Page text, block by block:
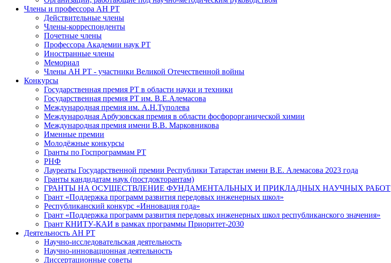
Члены и профессора АН РТ
Действительные члены
Члены-корреспонденты
Почетные члены
Профессора Академии наук РТ
Иностранные члены
Мемориал
Члены АН РТ - участники Великой Отечественной войны
Конкурсы
Государственная премия РТ в области науки и техники
Государственная премия РТ им. В.Е.Алемасова
Международная премия им. А.Н.Туполева
Международная Арбузовская премия в области фосфорорганической химии
Международная премия имени В.В. Марковникова
Именные премии
Молодёжные конкурсы
Гранты по Госпрограммам РТ
РНФ
Лауреаты Государственной премии Республики Татарстан имени В.Е. Алемасова 2023 года
Гранты кандидатам наук (постдокторантам)
ГРАНТЫ НА ОСУЩЕСТВЛЕНИЕ ФУНДАМЕНТАЛЬНЫХ И ПРИКЛАДНЫХ НАУЧНЫХ РАБОТ
Грант «Поддержка программ развития передовых инженерных школ»
Республиканский конкурс «Инновация года»
Грант «Поддержка программ развития передовых инженерных школ республиканского значения»
Грант КНИТУ-КАИ в рамках программы Приоритет-2030
Деятельность АН РТ
Научно-исследовательская деятельность
Научно-инновационная деятельность
Диссертационные советы